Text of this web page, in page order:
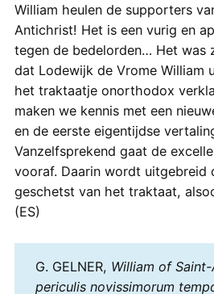
William heulen de supporters
Antichrist! Het is een vurig en
tegen de bedelorden… Het was
dat Lodewijk de Vrome William
het traktaatje onorthodox
maken we kennis met een
en de eerste eigentijdse
Vanzelfsprekend gaat de
vooraf. Daarin wordt uitgebreid
geschetst van het traktaat,
(ES)
G. GELNER, William of
periculis novissimorum